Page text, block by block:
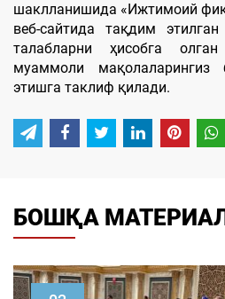
шаклланишида «Ижтимоий
веб-сайтида тақдим
талабларни ҳисобга
муаммоли
этишга таклиф қилади.
БОШҚА